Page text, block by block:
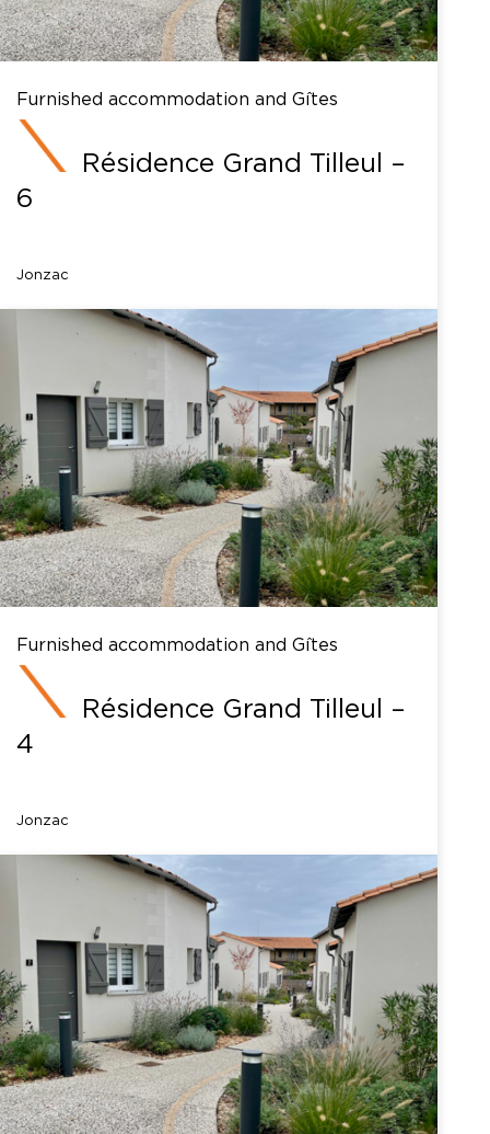
Furnished accommodation and Gîtes
Résidence Grand Tilleul –
6
Jonzac
Furnished accommodation and Gîtes
Résidence Grand Tilleul –
4
Jonzac